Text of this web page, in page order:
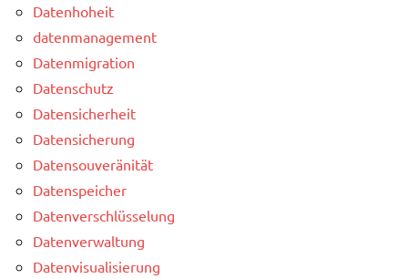
Datenhoheit
datenmanagement
Datenmigration
Datenschutz
Datensicherheit
Datensicherung
Datensouveränität
Datenspeicher
Datenverschlüsselung
Datenverwaltung
Datenvisualisierung